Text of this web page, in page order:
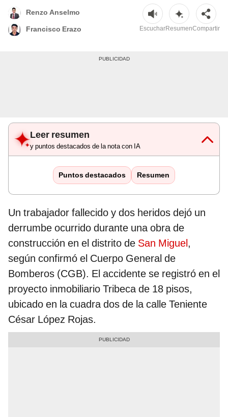
Renzo Anselmo
Francisco Erazo EscucharResumenCompartir
Leer resumen
y puntos destacados de la nota con IA
Puntos destacados Resumen
Un trabajador fallecido y dos heridos dejó un
derrumbe ocurrido durante una obra de
construcción en el distrito de San Miguel,
según confirmó el Cuerpo General de
Bomberos (CGB). El accidente se registró en el
proyecto inmobiliario Tribeca de 18 pisos,
ubicado en la cuadra dos de la calle Teniente
César López Rojas.